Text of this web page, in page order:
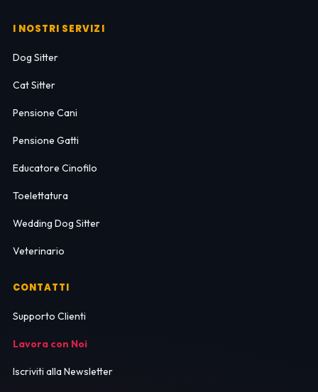
I NOSTRI SERVIZI
Dog Sitter
Cat Sitter
Pensione Cani
Pensione Gatti
Educatore Cinofilo
Toelettatura
Wedding Dog Sitter
Veterinario
CONTATTI
Supporto Clienti
Lavora con Noi
Iscriviti alla Newsletter